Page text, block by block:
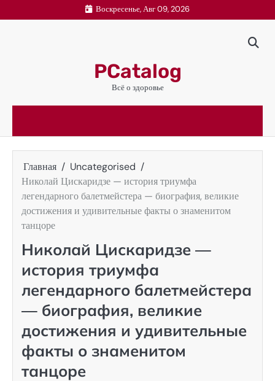
к
Воскресенье, Авг 09, 2026
PCatalog
Всё о здоровье
Главная
Uncategorised
Николай Цискаридзе — история триумфа
легендарного балетмейстера — биография, великие
достижения и удивительные факты о знаменитом
танцоре
Николай Цискаридзе —
история триумфа
легендарного балетмейстера
— биография, великие
достижения и удивительные
факты о знаменитом
танцоре